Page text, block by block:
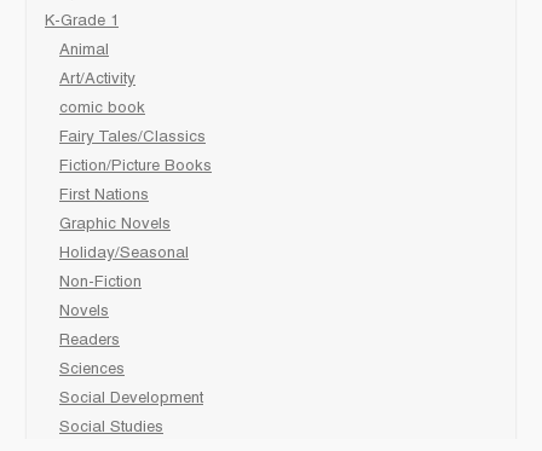
K-Grade 1
Animal
Art/Activity
comic book
Fairy Tales/Classics
Fiction/Picture Books
First Nations
Graphic Novels
Holiday/Seasonal
Non-Fiction
Novels
Readers
Sciences
Social Development
Social Studies